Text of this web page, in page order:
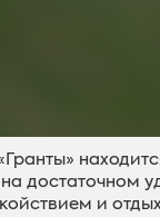
достаточном
и